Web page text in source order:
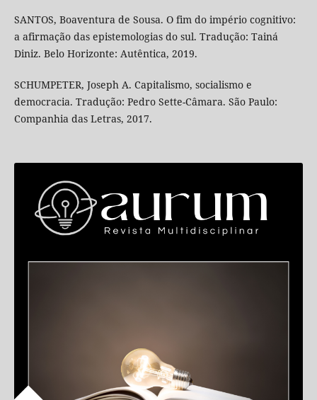
SANTOS, Boaventura de Sousa. O fim do império cognitivo:
a afirmação das epistemologias do sul. Tradução: Tainá
Diniz. Belo Horizonte: Autêntica, 2019.
SCHUMPETER, Joseph A. Capitalismo, socialismo e
democracia. Tradução: Pedro Sette-Câmara. São Paulo:
Companhia das Letras, 2017.